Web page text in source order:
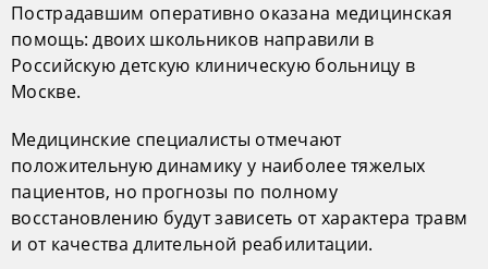
Пострадавшим оперативно оказана медицинская
помощь: двоих школьников направили в
Российскую детскую клиническую больницу в
Москве.
Медицинские специалисты отмечают
положительную динамику у наиболее тяжелых
пациентов, но прогнозы по полному
восстановлению будут зависеть от характера травм
и от качества длительной реабилитации.